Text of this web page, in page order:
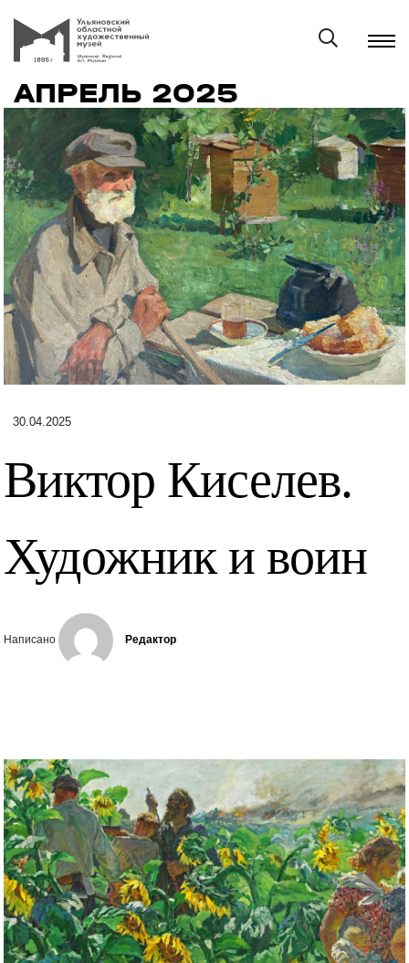
АПРЕЛЬ 2025
30.04.2025
Виктор Киселев.
Художник и воин
Написано Редактор